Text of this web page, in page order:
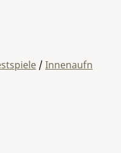
/ Innenaufn